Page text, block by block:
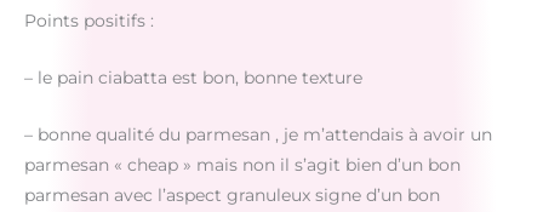
Points positifs :
– le pain ciabatta est bon, bonne texture
– bonne qualité du parmesan , je m’attendais à avoir un
parmesan « cheap » mais non il s’agit bien d’un bon
parmesan avec l’aspect granuleux signe d’un bon